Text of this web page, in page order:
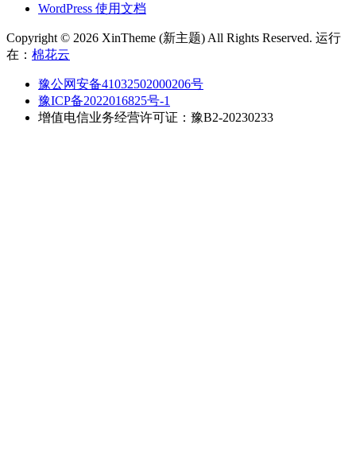
WordPress 使用文档
Copyright © 2026 XinTheme (新主题) All Rights Reserved. 运行
在： 棉花云
豫公网安备41032502000206号
豫ICP备2022016825号-1
增值电信业务经营许可证：豫B2-20230233